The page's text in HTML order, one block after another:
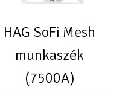
HAG SoFi Mesh
munkaszék
(7500A)